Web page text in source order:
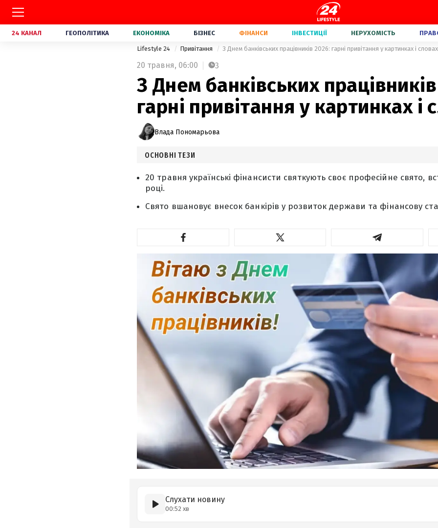
24 КАНАЛ ГЕОПОЛІТИКА ЕКОНОМІКА БІЗНЕС ФІНАНСИ ІНВЕСТИЦІЇ НЕРУХОМІСТЬ
Lifestyle 24 Привітання З Днем банківських працівників 2026: гарні привітання у картинках і словах
20 травня, 06:00 3
З Днем банківських
гарні привітання у картинках і
Влада Пономарьова
ОСНОВНІ ТЕЗИ
20 травня українські фінансисти святкують своє професійне свято,
році.
Свято вшановує внесок банкірів у розвиток держави та фінансову
Слухати новину
00:52 хв